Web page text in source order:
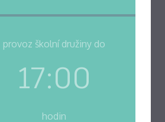
provoz školní družiny do
17:00
hodin